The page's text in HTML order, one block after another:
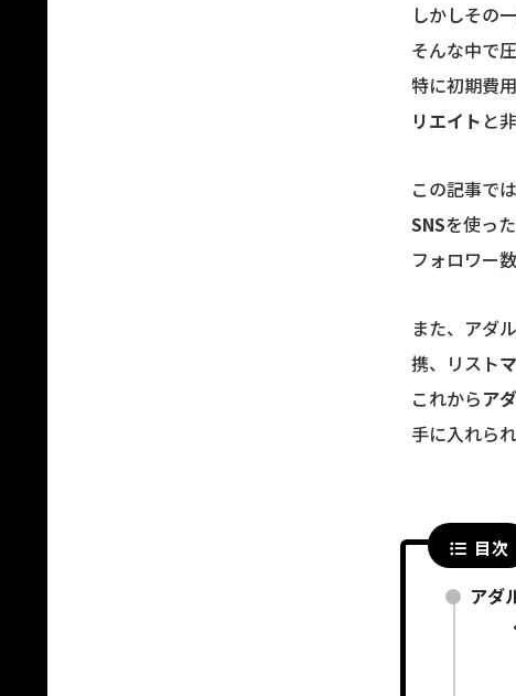
しかしその
そんな中で
特に初期費
リエイト と
この記事で
SNSを使っ
フォロワー
また、アダ
携、リスト
これからア
手に入れら
目次
アダ